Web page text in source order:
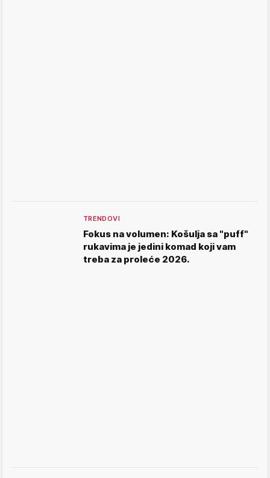
TRENDOVI
Fokus na volumen: Košulja sa "puff"
rukavima je jedini komad koji vam
treba za proleće 2026.